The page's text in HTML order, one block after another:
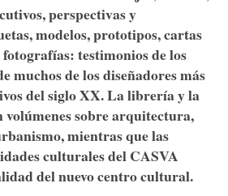
perspectivas y
modelos, prototipos, cartas
testimonios de los
muchos de los diseñadores más
del siglo XX. La librería y la
sobre arquitectura,
mientras que las
culturales del CASVA
del nuevo centro cultural.